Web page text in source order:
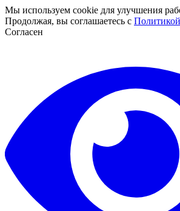
Мы используем cookie для улучшения
Продолжая, вы соглашаетесь с
Согласен